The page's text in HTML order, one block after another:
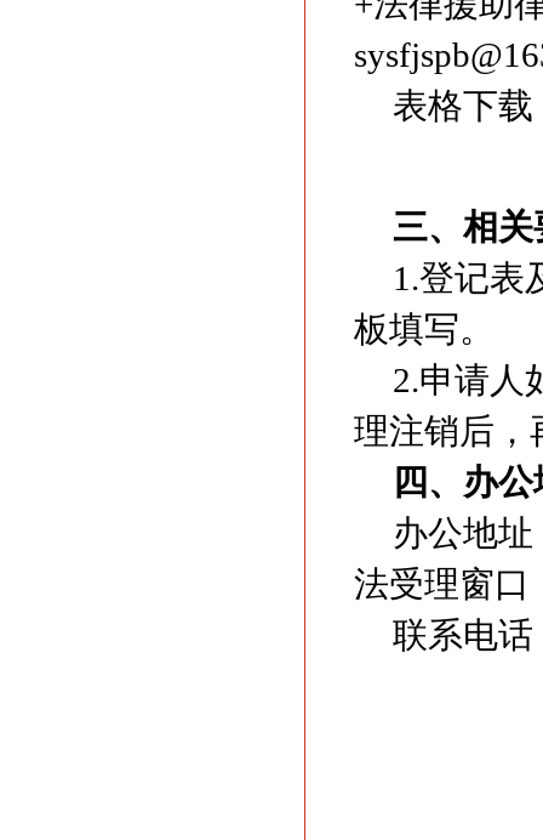
表格下载
三、相
1.登记表
板填写。
2.申请人
理注销后，
四、办
办公地
法受理窗口
联系电话